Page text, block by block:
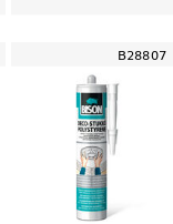
B28807